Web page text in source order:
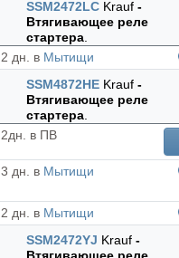
SSM2472LC Krauf -
Втягивающее реле
стартера.
2 дн. в Мытищи
SSM4872HE Krauf-
Втягивающее реле
стартера.
2дн. в ПВ
3 дн. в Мытищи
2 дн. в Мытищи
SSM2472YJ Krauf -